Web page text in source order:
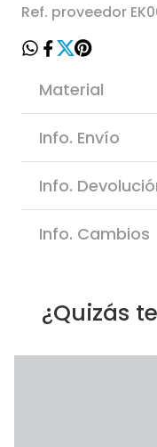
Ref. proveedor
Material
Info. Envío
Info.
Info. Cambios
¿Quizás